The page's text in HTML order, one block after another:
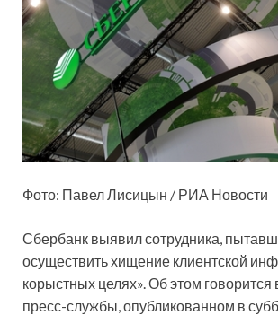
Фото: Павел Лисицын / РИА Новости
Сбербанк выявил сотрудника,
осуществить хищение клиентской
корыстных целях». Об этом
пресс-службы, опубликованном в